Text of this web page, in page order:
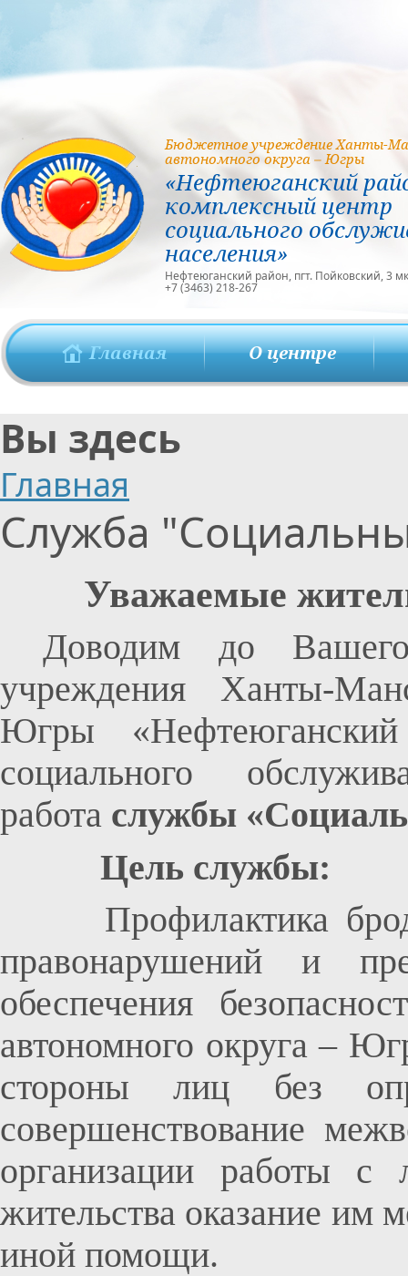
Бюджетное учреждение Ханты-
автономного округа – Югры
«Нефтеюганский
комплексный центр
социального
населения»
Нефтеюганский район, пгт. Пойковский, 3
+7 (3463) 218-267
Главная О центре
Вы здесь
Главная
Служба
Уважаемые
Доводим до
учреждения Ханты-
Югры
социального
работа службы
Цель службы:
Профилактика
правонарушений и
обеспечения
автономного округа –
стороны лиц без
совершенствование
организации работы с
жительства оказание им
иной помощи.